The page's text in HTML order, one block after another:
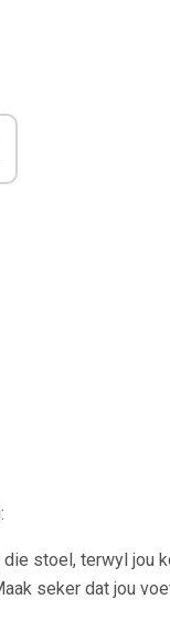
stoel, terwyl jou
seker dat jou